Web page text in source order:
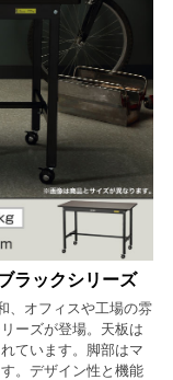
ラックシリーズ
、オフィスや工場の雰
ーズが登場。天板は
ています。脚部はマ
。デザイン性と機能